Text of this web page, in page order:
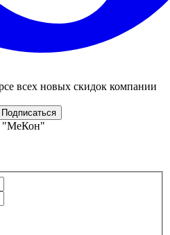
всех новых скидок компании
"МеКон"